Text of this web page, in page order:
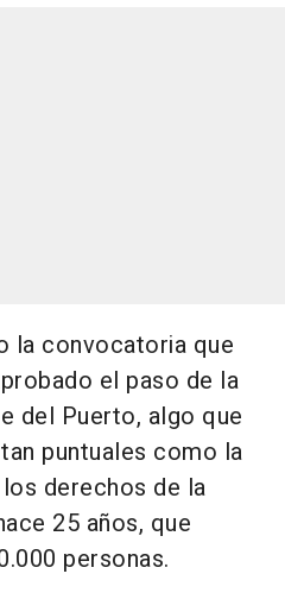
la convocatoria que
el paso de la
del Puerto, algo que
puntuales como la
derechos de la
25 años, que
personas.